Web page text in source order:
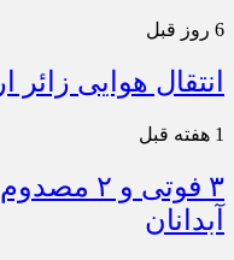
6 روز قبل
انتقال هوایی زائر
1 هفته قبل
۳ فوتی و
آبدانان